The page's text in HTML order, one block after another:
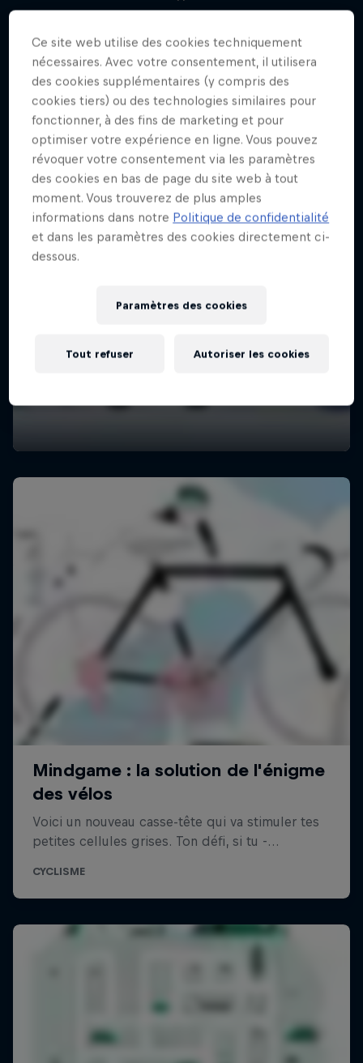
Ce site web utilise des cookies techniquement
nécessaires. Avec votre consentement, il utilisera
des cookies supplémentaires (y compris des
cookies tiers) ou des technologies similaires pour
fonctionner, à des fins de marketing et pour
optimiser votre expérience en ligne. Vous pouvez
révoquer votre consentement via les paramètres
des cookies en bas de page du site web à tout
moment. Vous trouverez de plus amples
informations dans notre Politique de confidentialité
et dans les paramètres des cookies directement ci-
dessous.
Paramètres des cookies
Tout refuser Autoriser les cookies